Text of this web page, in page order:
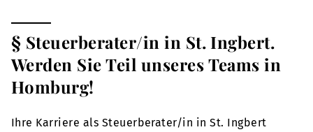
§ Steuerberater/in in St. Ingbert.
Werden Sie Teil unseres Teams in
Homburg!
Ihre Karriere als Steuerberater/in in St. Ingbert